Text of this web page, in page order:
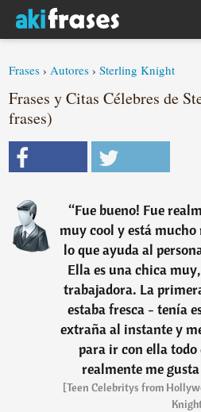
Frases ›Autores ›Sterling Knight
Frases y Citas Célebres de
frases)
“Fue bueno! Fue
muy cool y está mucho
lo que ayuda al
Ella es una chica
trabajadora. La
estaba fresca - tenía
extraña al instante y
para ir con ella todo
realmente me
[Teen Celebritys from